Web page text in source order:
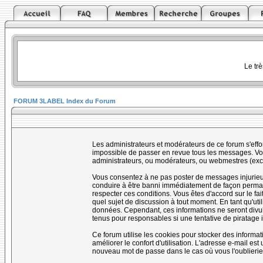
Le
FORUM 3LABEL Index du Forum
Les administrateurs et modérateurs de ce forum
impossible de passer en revue tous les messages.
administrateurs, ou modérateurs, ou webmestres
Vous consentez à ne pas poster de messages
conduire à être banni immédiatement de façon
respecter ces conditions. Vous êtes d'accord sur le
quel sujet de discussion à tout moment. En tant
données. Cependant, ces informations ne seront
tenus pour responsables si une tentative de
Ce forum utilise les cookies pour stocker des
améliorer le confort d'utilisation. L'adresse e-mail
nouveau mot de passe dans le cas où vous